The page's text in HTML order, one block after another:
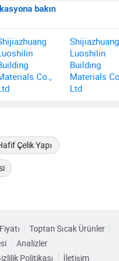
bakın
Co.,
Shijiazhuang
Luoshilin
Building
Materials
Ltd
Çelik Yapı
Toptan Sıcak Ürünler
Analizler
Politikası İletişim